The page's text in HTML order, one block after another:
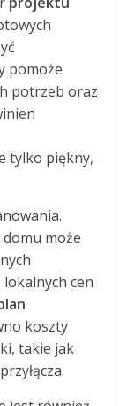
pomoże
potrzeb oraz
tylko piękny,
może
cen
koszty
takie jak